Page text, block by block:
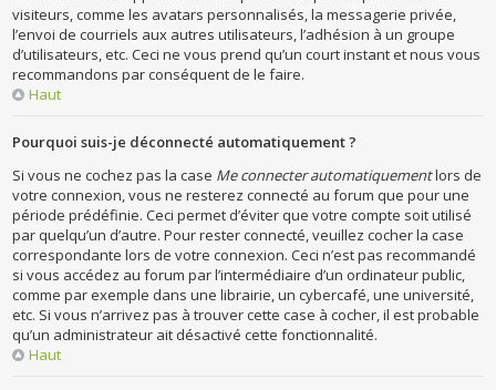
visiteurs, comme les avatars personnalisés, la messagerie privée,
l’envoi de courriels aux autres utilisateurs, l’adhésion à un groupe
d’utilisateurs, etc. Ceci ne vous prend qu’un court instant et nous vous
recommandons par conséquent de le faire.
Haut
Pourquoi suis-je déconnecté automatiquement ?
Si vous ne cochez pas la case Me connecter automatiquementlors de
votre connexion, vous ne resterez connecté au forum que pour une
période prédéfinie. Ceci permet d’éviter que votre compte soit utilisé
par quelqu’un d’autre. Pour rester connecté, veuillez cocher la case
correspondante lors de votre connexion. Ceci n’est pas recommandé
si vous accédez au forum par l’intermédiaire d’un ordinateur public,
comme par exemple dans une librairie, un cybercafé, une université,
etc. Si vous n’arrivez pas à trouver cette case à cocher, il est probable
qu’un administrateur ait désactivé cette fonctionnalité.
Haut